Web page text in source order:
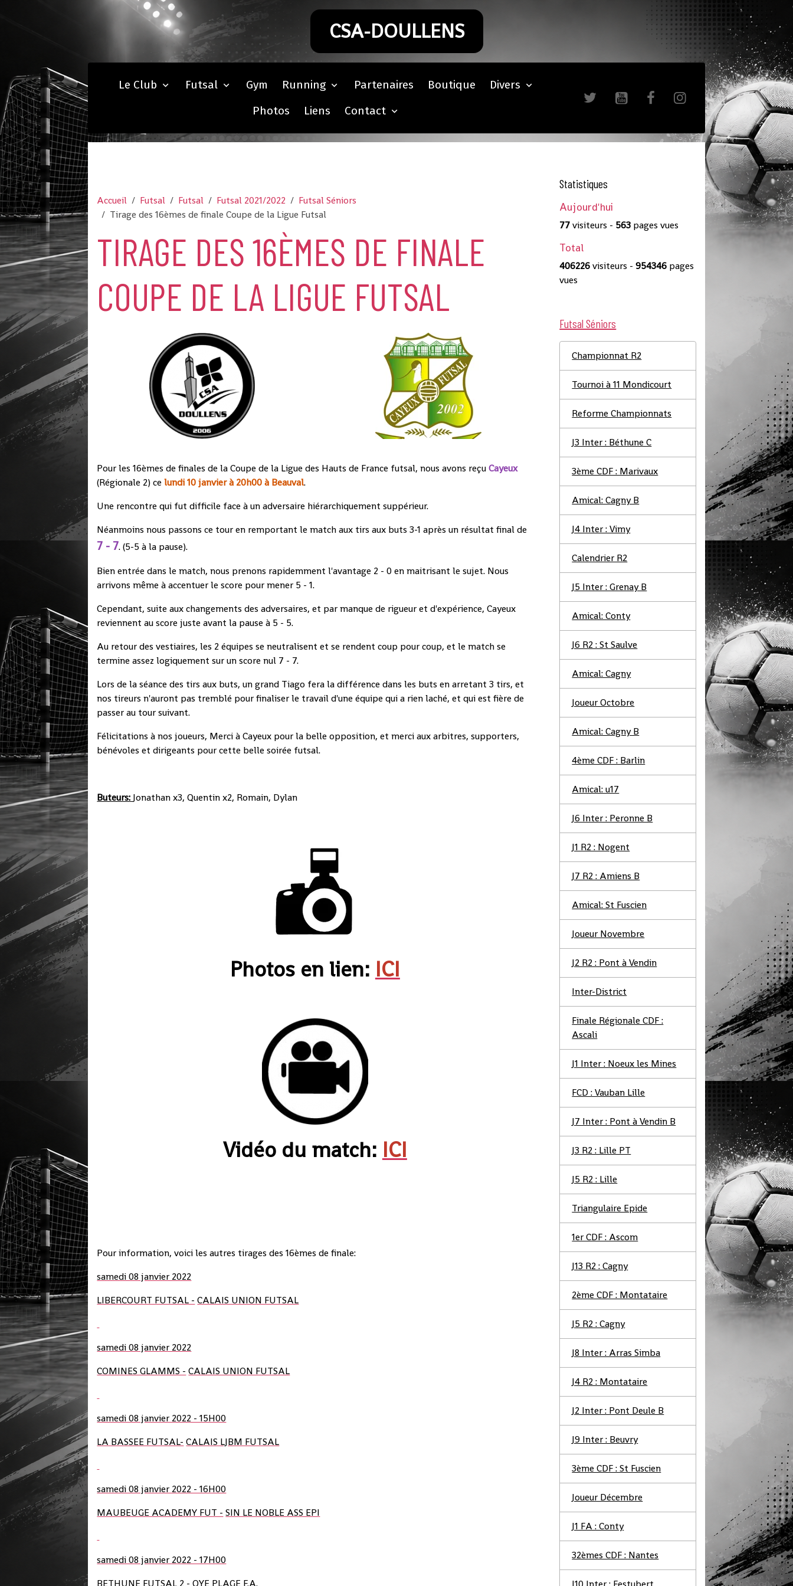
CSA-DOULLENS
Le Club Futsal Gym Running Partenaires Boutique
Divers
Photos
Liens Contact
Accueil Futsal Futsal Futsal 2021/2022
Futsal Séniors
Tirage des 16èmes de finale Coupe de la Ligue Futsal
TIRAGE DES 16ÈMES DE FINALE
COUPE DE LA LIGUE FUTSAL
Pour les 16èmes de finales de la Coupe de la Ligue des Hauts de France futsal, nous avons reçuCayeux
(Régionale 2) celundi 10 janvier à 20h00 à Beauval.
Une rencontre qui fut difficile face à un adversaire hiérarchiquement suppérieur.
Néanmoins nous passons ce tour en remportant le match aux tirs aux buts 3-1 après un résultat final de
7 - 7. (5-5 à la pause).
Bien entrée dans le match, nous prenons rapidemment l'avantage 2 - 0 en maitrisant le sujet. Nous
arrivons même à accentuer le score pour mener 5 - 1.
Cependant, suite aux changements des adversaires, et par manque de rigueur et d'expérience, Cayeux
reviennent au score juste avant la pause à 5 - 5.
Au retour des vestiaires, les 2 équipes se neutralisent et se rendent coup pour coup, et le match se
termine assez logiquement sur un score nul 7 - 7.
Lors de la séance des tirs aux buts, un grand Tiago fera la différence dans les buts en arretant 3 tirs, et
nos tireurs n'auront pas tremblé pour finaliser le travail d'une équipe qui a rien laché, et qui est fière de
passer au tour suivant.
Félicitations à nos joueurs, Merci à Cayeux pour la belle opposition, et merci aux arbitres, supporters,
bénévoles et dirigeants pour cette belle soirée futsal.
Buteurs: Jonathan x3, Quentin x2, Romain, Dylan
Photos en lien: ICI
Vidéo du match: ICI
Pour information, voici les autres tirages des 16èmes de finale:
samedi 08 janvier 2022
LIBERCOURT FUTSAL - CALAIS UNION FUTSAL
samedi 08 janvier 2022
COMINES GLAMMS - CALAIS UNION FUTSAL
samedi 08 janvier 2022 - 15H00
LA BASSEE FUTSAL- CALAIS LJBM FUTSAL
samedi 08 janvier 2022 - 16H00
MAUBEUGE ACADEMY FUT - SIN LE NOBLE ASS EPI
samedi 08 janvier 2022 - 17H00
BETHUNE FUTSAL 2 - OYE PLAGE F.A.
Statistiques
Aujourd'hui
77visiteurs - 563 pages vues
Total
406226visiteurs -954346 pages
vues
Futsal Séniors
Championnat R2
Tournoi à 11 Mondicourt
Reforme Championnats
J3 Inter : Béthune C
3ème CDF : Marivaux
Amical: Cagny B
J4 Inter : Vimy
Calendrier R2
J5 Inter : Grenay B
Amical: Conty
J6 R2 : St Saulve
Amical: Cagny
Joueur Octobre
Amical: Cagny B
4ème CDF : Barlin
Amical: u17
J6 Inter : Peronne B
J1 R2 : Nogent
J7 R2 : Amiens B
Amical: St Fuscien
Joueur Novembre
J2 R2 : Pont à Vendin
Inter-District
Finale Régionale CDF :
Ascali
J1 Inter : Noeux les Mines
FCD : Vauban Lille
J7 Inter : Pont à Vendin B
J3 R2 : Lille PT
J5 R2 : Lille
Triangulaire Epide
1er CDF : Ascom
J13 R2 : Cagny
2ème CDF : Montataire
J5 R2 : Cagny
J8 Inter : Arras Simba
J4 R2 : Montataire
J2 Inter : Pont Deule B
J9 Inter : Beuvry
3ème CDF : St Fuscien
Joueur Décembre
J1 FA : Conty
32èmes CDF : Nantes